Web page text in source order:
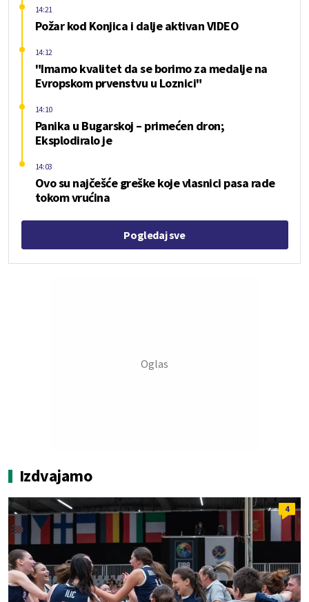
Požar kod Konjica i dalje aktivan VIDEO
14:21
"Imamo kvalitet da se borimo za medalje na
Evropskom prvenstvu u Loznici"
14:12
Panika u Bugarskoj – primećen dron;
Eksplodiralo je
14:10
Ovo su najčešće greške koje vlasnici pasa rade
tokom vrućina
14:03
Pogledaj sve
Izdvajamo
4